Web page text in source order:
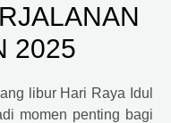
2025
libur Hari Raya Idul
momen penting bagi